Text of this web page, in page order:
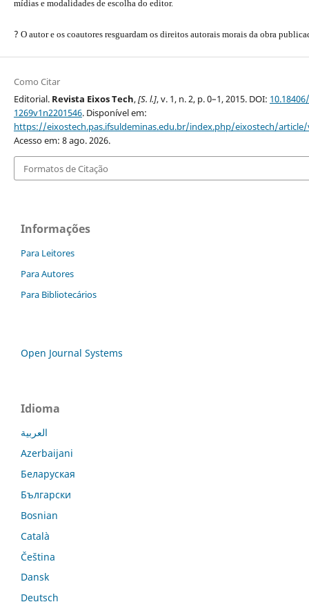
mídias e modalidades de escolha do editor.
? O autor e os coautores resguardam os direitos autorais morais da obra
Como Citar
Editorial. Revista Eixos Tech,[S. l.], v. 1, n. 2, p. 0–1, 2015. DOI:
1269v1n2201546. Disponível em:
https://eixostech.pas.ifsuldeminas.edu.br/index.php/eixostech/
Acesso em: 8 ago. 2026.
Formatos de Citação
Informações
Para Leitores
Para Autores
Para Bibliotecários
Open Journal Systems
Idioma
العربية
Azerbaijani
Беларуская
Български
Bosnian
Català
Čeština
Dansk
Deutsch